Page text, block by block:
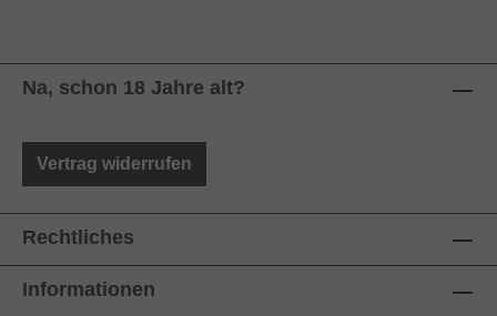
Na, schon 18 Jahre alt?
Vertrag widerrufen
Rechtliches
Informationen